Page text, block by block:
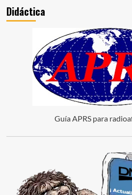
Didáctica
Guía APRS para